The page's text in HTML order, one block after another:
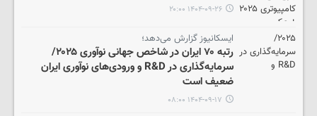
۱۴۰۴-۰۹-۲۶ ۲۰:۰۰
ایسکانیوز گزارش می‌دهد؛
رتبه ۷۰ ایران در شاخص جهانی نوآوری ۲۰۲۵/
سرمایه‌گذاری در R&D و ورودی‌های نوآوری ایران
ضعیف است
۱۴۰۴-۰۹-۱۷ ۰۸:۰۰